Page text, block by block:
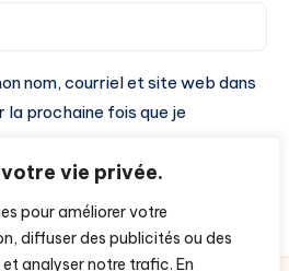
vie privée.
pour améliorer votre
diffuser des publicités ou des
analyser notre trafic. En
nom, courriel et site web dans
la prochaine fois que je